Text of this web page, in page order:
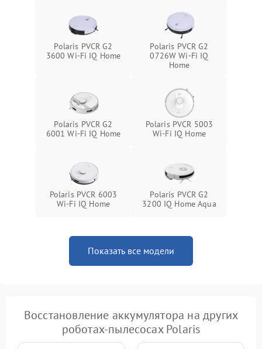
Polaris PVCR G2
3600 Wi-Fi IQ Home
Polaris PVCR G2
0726W Wi-Fi IQ
Home
Polaris PVCR G2
6001 Wi-Fi IQ Home
Polaris PVCR 5003
Wi-Fi IQ Home
Polaris PVCR 6003
Wi-Fi IQ Home
Polaris PVCR G2
3200 IQ Home Aqua
Показать все модели
Восстановление аккумулятора на других
роботах-пылесосах Polaris